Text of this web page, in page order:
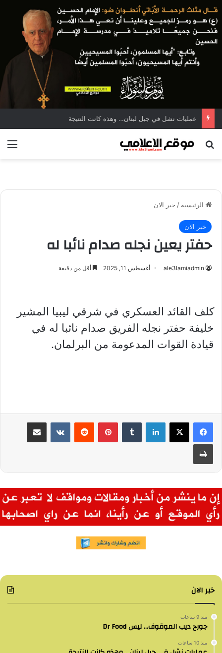
عمليات نشل في جبل لبنان… وهذه كانت النتيجة
بحث عن
الرئيسية / خبر الان
خبر الان
حفتر يعين نجله صدام نائبا له
ale3lamiadmin أغسطس 11, 2025 أقل من دقيقة
كلف القائد العسكري في شرقي ليبيا المشير
خليفة حفتر نجله الفريق صدام نائبا له في
قيادة القوات المدعومة من البرلمان.
لينكدإن بينتيريست مشاركة عبر البريد
طباعة
خبر الان
منذ 9 ساعات
جورج ديب الموقوف… ليس Dr Food
منذ 10 ساعات